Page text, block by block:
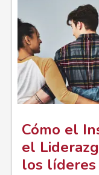
de
ayuda
a
la
navegación
Cómo el
el
los